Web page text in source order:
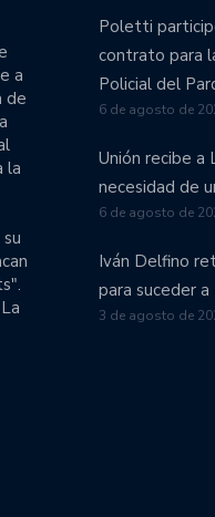
comenzó el operativo retorno
a pleno en pretemporada.
emprende una gira por
volvió a perder como
goleó a Talleres y se tomó
se llevó en suplementario un
a
de
la
Poletti
contrato para
Policial del
6 de agosto de
Unión recibe a
necesidad de
6 de agosto de
Iván Delfino
para suceder a
3 de agosto de